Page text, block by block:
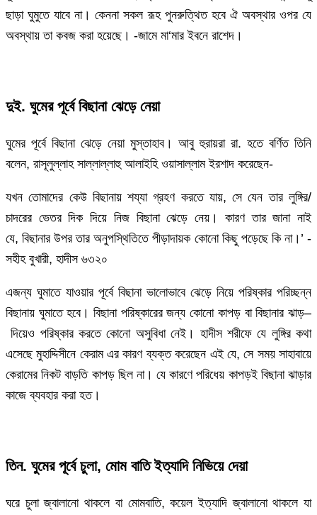
ছাড়া ঘুমুতে যাবে না। কেননা সকল রূহ পুনরুত্থিত হবে ঐ অবস্থার ওপর যে
অবস্থায় তা কবজ করা হয়েছে। -জামে মা‘মার ইবনে রাশেদ।
দুই. ঘুমের পূর্বে বিছানা ঝেড়ে নেয়া
ঘুমের পূর্বে বিছানা ঝেড়ে নেয়া মুস্তাহাব। আবু হুরায়রা রা. হতে বর্ণিত তিনি
বলেন, রাসূলুল্লাহ সাল্লাল্লাহু আলাইহি ওয়াসাল্লাম ইরশাদ করেছেন-
যখন তোমাদের কেউ বিছানায় শয্যা গ্রহণ করতে যায়, সে যেন তার লুঙ্গির/
চাদরের ভেতর দিক দিয়ে নিজ বিছানা ঝেড়ে নেয়। কারণ তার জানা নাই
যে, বিছানার উপর তার অনুপস্থিতিতে পীড়াদায়ক কোনো কিছু পড়েছে কি না।’ -
সহীহ বুখারী, হাদীস ৬৩২০
এজন্য ঘুমাতে যাওয়ার পূর্বে বিছানা ভালোভাবে ঝেড়ে নিয়ে পরিষ্কার পরিচ্ছন্ন
বিছানায় ঘুমাতে হবে। বিছানা পরিষ্কারের জন্য কোনো কাপড় বা বিছানার ঝাড়–
দিয়েও পরিষ্কার করতে কোনো অসুবিধা নেই। হাদীস শরীফে যে লুঙ্গির কথা
এসেছে মুহাদ্দিসীনে কেরাম এর কারণ ব্যক্ত করেছেন এই যে, সে সময় সাহাবায়ে
কেরামের নিকট বাড়তি কাপড় ছিল না। যে কারণে পরিধেয় কাপড়ই বিছানা ঝাড়ার
কাজে ব্যবহার করা হত।
তিন. ঘুমের পূর্বে চুলা, মোম বাতি ইত্যাদি নিভিয়ে দেয়া
ঘরে চুলা জ্বালানো থাকলে বা মোমবাতি, কয়েল ইত্যাদি জ্বালানো থাকলে যা